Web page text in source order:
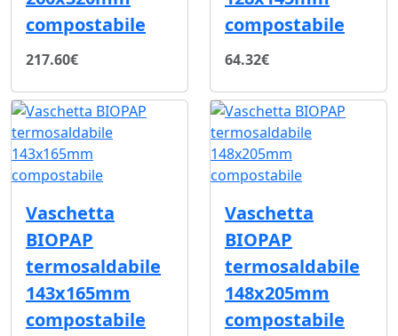
compostabile
217.60€
compostabile
64.32€
Vaschetta
BIOPAP
termosaldabile
143x165mm
compostabile
Vaschetta
BIOPAP
termosaldabile
148x205mm
compostabile